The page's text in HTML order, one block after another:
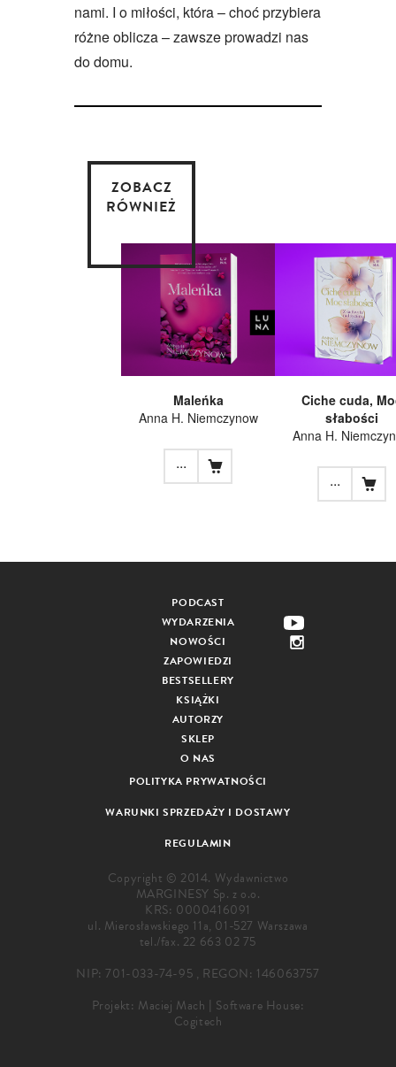
nami. I o miłości, która – choć przybiera
różne oblicza – zawsze prowadzi nas
do domu.
ZOBACZ
RÓWNIEŻ
Maleńka
Anna H. Niemczynow
...
Ciche cuda,
słabości
Anna H.
...
PODCAST
WYDARZENIA
NOWOŚCI
ZAPOWIEDZI
BESTSELLERY
KSIĄŻKI
AUTORZY
SKLEP
O NAS
POLITYKA PRYWATNOŚCI
WARUNKI SPRZEDAŻY I DOSTAWY
REGULAMIN
Copyright © 2014. Wydawnictwo
MARGINESY Sp. z o.o.
KRS: 0000416091
ul. Mierosławskiego 11a, 01-527 Warszawa
tel./fax. 22 663 02 75
NIP: 701-033-74-95 , REGON: 146063757
Projekt: Maciej Mach | Software House:
Cogitech